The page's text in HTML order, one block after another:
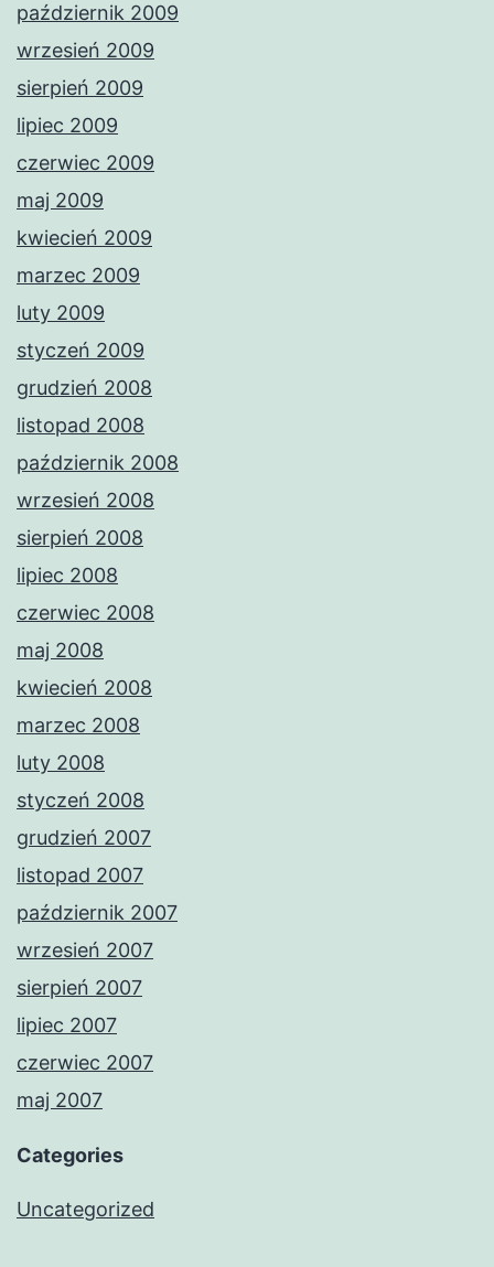
październik 2009
wrzesień 2009
sierpień 2009
lipiec 2009
czerwiec 2009
maj 2009
kwiecień 2009
marzec 2009
luty 2009
styczeń 2009
grudzień 2008
listopad 2008
październik 2008
wrzesień 2008
sierpień 2008
lipiec 2008
czerwiec 2008
maj 2008
kwiecień 2008
marzec 2008
luty 2008
styczeń 2008
grudzień 2007
listopad 2007
październik 2007
wrzesień 2007
sierpień 2007
lipiec 2007
czerwiec 2007
maj 2007
Categories
Uncategorized